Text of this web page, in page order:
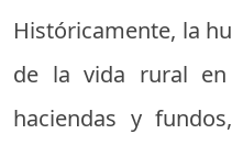
Históricamente, la
de la vida rural en
haciendas y